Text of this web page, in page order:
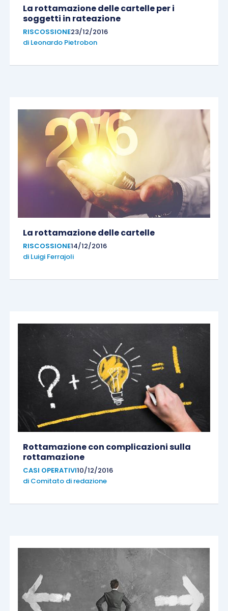
La rottamazione delle cartelle per i
soggetti in rateazione
RISCOSSIONE23/12/2016
di Leonardo Pietrobon
La rottamazione delle cartelle
RISCOSSIONE14/12/2016
di Luigi Ferrajoli
Rottamazione con complicazioni sulla
rottamazione
CASI OPERATIVI10/12/2016
di Comitato di redazione